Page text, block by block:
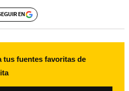
EN
tus fuentes favoritas de